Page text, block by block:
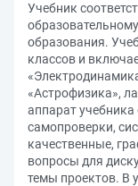
Учебник
образования.
классов и
«Астрофизика»,
аппарат
самопроверки,
качественные,
вопросы для
темы проектов. В